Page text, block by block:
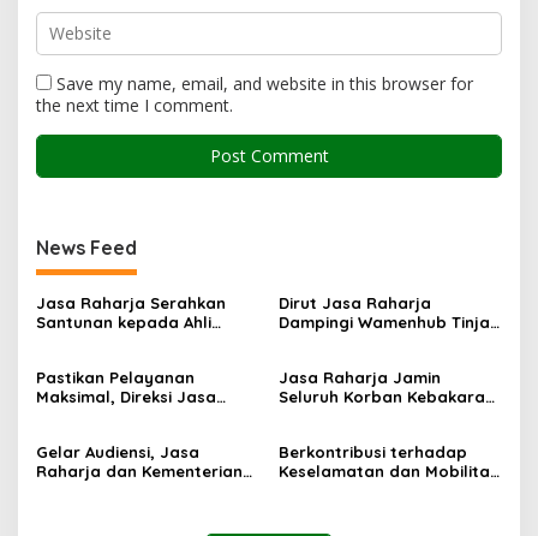
Save my name, email, and website in this browser for
the next time I comment.
News Feed
Jasa Raharja Serahkan
Santunan kepada Ahli
Dirut Jasa Raharja
Dampingi Wamenhub Tinjau
PHC Surabaya
Pastikan Pelayanan
Maksimal, Direksi Jasa
Sentosa II
Jasa Raharja Jamin
Seluruh Korban Kebakaran
Gelar Audiensi, Jasa
Raharja dan Kementerian
Berkontribusi terhadap
Keselamatan dan Mobilitas